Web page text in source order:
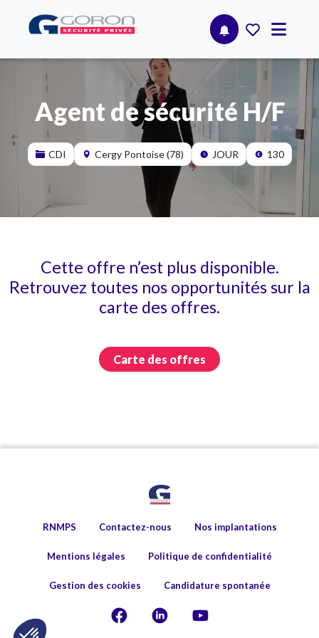
Agent de sécurité H/F
CDI Cergy Pontoise (78) JOUR 130
Cette offre n’est plus disponible.
Retrouvez toutes nos opportunités sur la
carte des offres.
Carte des offres
RNMPS Contactez-nous Nos implantations
Mentions légales Politique de confidentialité
Gestion des cookies Candidature spontanée